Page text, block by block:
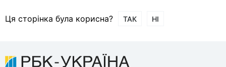
Ця сторінка була корисна? ТАК НІ